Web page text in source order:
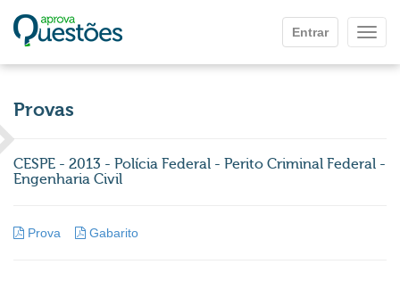
Entrar
Provas
CESPE - 2013 - Polícia Federal - Perito Criminal Federal -
Engenharia Civil
Prova Gabarito